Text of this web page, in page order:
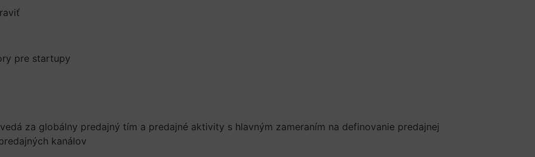
pre startupy
za globálny predajný tím a predajné aktivity s hlavným zameraním na definovanie predajnej
kanálov